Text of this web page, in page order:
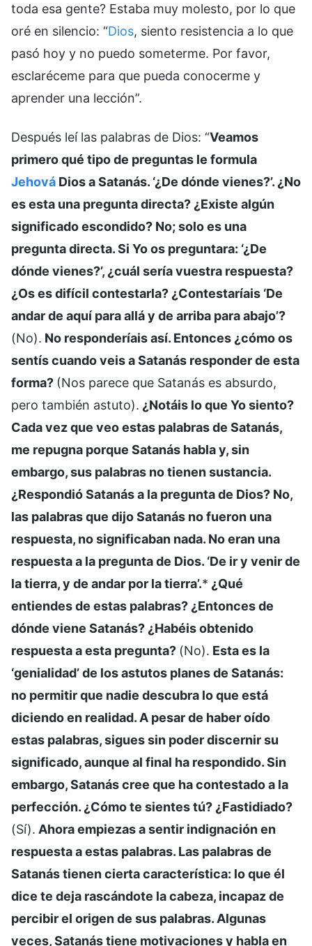
toda esa gente? Estaba muy molesto, por lo que
oré en silencio: “Dios, siento resistencia a lo que
pasó hoy y no puedo someterme. Por favor,
esclaréceme para que pueda conocerme y
aprender una lección”.
Después leí las palabras de Dios: “Veamos
primero qué tipo de preguntas le formula
Jehová Dios a Satanás. ‘¿De dónde vienes?’. ¿No
es esta una pregunta directa? ¿Existe algún
significado escondido? No; solo es una
pregunta directa. Si Yo os preguntara: ‘¿De
dónde vienes?’, ¿cuál sería vuestra respuesta?
¿Os es difícil contestarla? ¿Contestaríais ‘De
andar de aquí para allá y de arriba para abajo’?
(No). No responderíais así. Entonces ¿cómo os
sentís cuando veis a Satanás responder de esta
forma? (Nos parece que Satanás es absurdo,
pero también astuto). ¿Notáis lo que Yo siento?
Cada vez que veo estas palabras de Satanás,
me repugna porque Satanás habla y, sin
embargo, sus palabras no tienen sustancia.
¿Respondió Satanás a la pregunta de Dios? No,
las palabras que dijo Satanás no fueron una
respuesta, no significaban nada. No eran una
respuesta a la pregunta de Dios. ‘De ir y venir de
la tierra, y de andar por la tierra’.* ¿Qué
entiendes de estas palabras? ¿Entonces de
dónde viene Satanás? ¿Habéis obtenido
respuesta a esta pregunta? (No). Esta es la
‘genialidad’ de los astutos planes de Satanás:
no permitir que nadie descubra lo que está
diciendo en realidad. A pesar de haber oído
estas palabras, sigues sin poder discernir su
significado, aunque al final ha respondido. Sin
embargo, Satanás cree que ha contestado a la
perfección. ¿Cómo te sientes tú? ¿Fastidiado?
(Sí). Ahora empiezas a sentir indignación en
respuesta a estas palabras. Las palabras de
Satanás tienen cierta característica: lo que él
dice te deja rascándote la cabeza, incapaz de
percibir el origen de sus palabras. Algunas
veces, Satanás tiene motivaciones y habla en